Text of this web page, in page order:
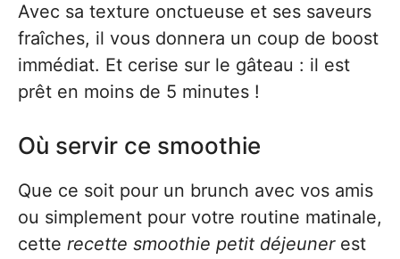
Avec sa texture onctueuse et ses saveurs
fraîches, il vous donnera un coup de boost
immédiat. Et cerise sur le gâteau : il est
prêt en moins de 5 minutes !
Où servir ce smoothie
Que ce soit pour un brunch avec vos amis
ou simplement pour votre routine matinale,
cette recette smoothie petit déjeunerest